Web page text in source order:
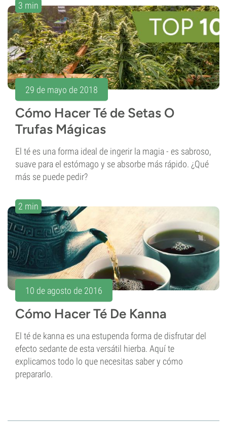
3 min
29 de mayo de 2018
Cómo Hacer Té de Setas O
Trufas Mágicas
El té es una forma ideal de ingerir la magia - es sabroso,
suave para el estómago y se absorbe más rápido. ¿Qué
más se puede pedir?
2 min
10 de agosto de 2016
Cómo Hacer Té De Kanna
El té de kanna es una estupenda forma de disfrutar del
efecto sedante de esta versátil hierba. Aquí te
explicamos todo lo que necesitas saber y cómo
prepararlo.